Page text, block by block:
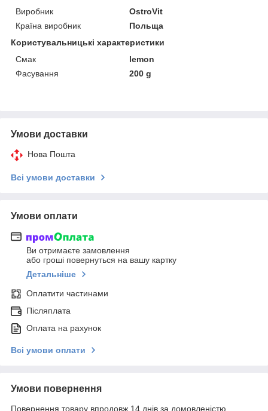
Виробник
OstroVit
Країна виробник
Польща
Користувальницькі характеристики
Смак
lemon
Фасування
200 g
Умови доставки
Нова Пошта
Всі умови доставки
Умови оплати
Ви отримаєте замовлення
або гроші повернуться на вашу картку
Детальніше
Оплатити частинами
Післяплата
Оплата на рахунок
Всі умови оплати
Умови повернення
Повернення товару впродовж 14 днів за домовленістю